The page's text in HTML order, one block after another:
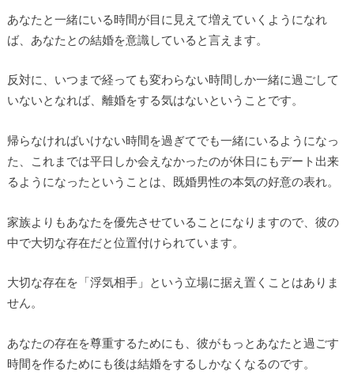
あなたと一緒にいる時間が目に見えて増えていくようになれ
ば、あなたとの結婚を意識していると言えます。
反対に、いつまで経っても変わらない時間しか一緒に過ごして
いないとなれば、離婚をする気はないということです。
帰らなければいけない時間を過ぎてでも一緒にいるようになっ
た、これまでは平日しか会えなかったのが休日にもデート出来
るようになったということは、既婚男性の本気の好意の表れ。
家族よりもあなたを優先させていることになりますので、彼の
中で大切な存在だと位置付けられています。
大切な存在を「浮気相手」という立場に据え置くことはありま
せん。
あなたの存在を尊重するためにも、彼がもっとあなたと過ごす
時間を作るためにも後は結婚をするしかなくなるのです。